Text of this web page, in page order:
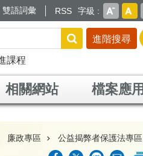
雙語詞彙 RSS 字級
進階搜尋
課程
相關網站 檔案應用
廉政專區 公益揭弊者保護法專區